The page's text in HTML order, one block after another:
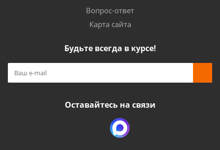
Вопрос-ответ
Карта сайта
Будьте всегда в курсе!
Оставайтесь на связи